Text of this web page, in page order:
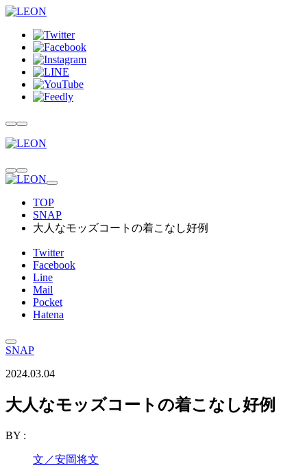
TOP
SNAP
大人なモッズコートの着こなし好例
Twitter
Facebook
Line
Mail
Pocket
Hatena
SNAP
2024.03.04
大人なモッズコートの着こなし好例
BY :
文／安岡将文